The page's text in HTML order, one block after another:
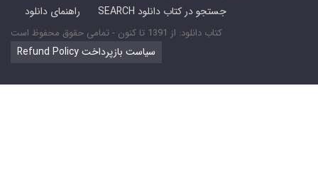
راهنمای دانلود
SEARCH جستجو در کتاب دانلود
کتاب دانلود: از 1391 تا کنون - تمامی حقوق محفوظ است
Refund Policy سیاست بازپرداخت